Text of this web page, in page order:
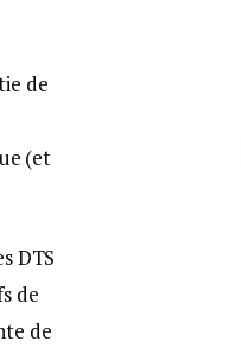
de
(et
DTS
de
de